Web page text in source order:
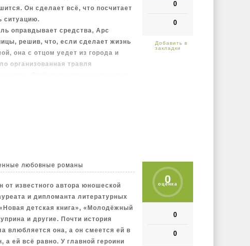
0
0
Он сделает всё, что посчитает
ситуацию.
оправдывает средства, Арс
решив, что, если сделает жизнь
она с отцом уедет из города и
организованная травля
0
оценка
0
0
любовные романы
от известного автора юношеской
и дипломанта литературных
детская книга», «Молодёжный
и другие. Почти история
влюбляется она, а он смеется ей в
а ей всё равно. У главной героини